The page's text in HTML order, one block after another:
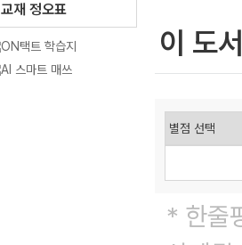
교재 정오표
이 도
* 한줄